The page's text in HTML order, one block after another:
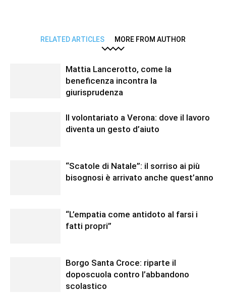
RELATED ARTICLES MORE FROM AUTHOR
Mattia Lancerotto, come la
beneficenza incontra la
giurisprudenza
Il volontariato a Verona: dove il lavoro
diventa un gesto d’aiuto
“Scatole di Natale”: il sorriso ai più
bisognosi è arrivato anche quest’anno
“L’empatia come antidoto al farsi i
fatti propri”
Borgo Santa Croce: riparte il
doposcuola contro l’abbandono
scolastico